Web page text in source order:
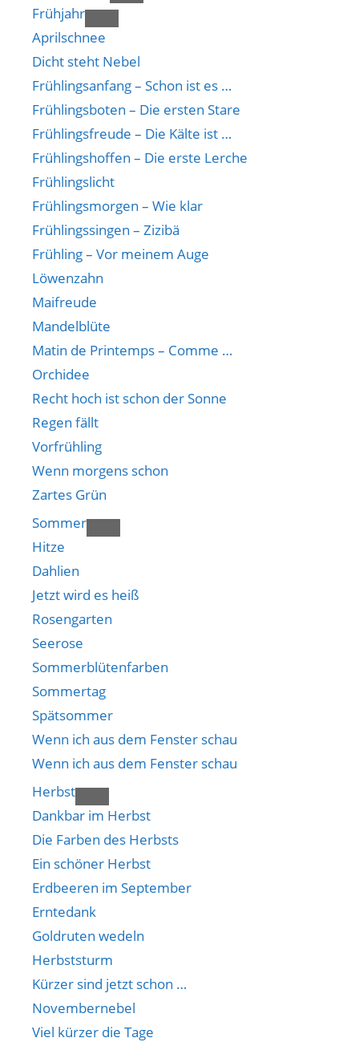
Frühjahr
Aprilschnee
Dicht steht Nebel
Frühlingsanfang – Schon ist es …
Frühlingsboten – Die ersten Stare
Frühlingsfreude – Die Kälte ist …
Frühlingshoffen – Die erste Lerche
Frühlingslicht
Frühlingsmorgen – Wie klar
Frühlingssingen – Zizibä
Frühling – Vor meinem Auge
Löwenzahn
Maifreude
Mandelblüte
Matin de Printemps – Comme …
Orchidee
Recht hoch ist schon der Sonne
Regen fällt
Vorfrühling
Wenn morgens schon
Zartes Grün
Sommer
Hitze
Dahlien
Jetzt wird es heiß
Rosengarten
Seerose
Sommerblütenfarben
Sommertag
Spätsommer
Wenn ich aus dem Fenster schau
Wenn ich aus dem Fenster schau
Herbst
Dankbar im Herbst
Die Farben des Herbsts
Ein schöner Herbst
Erdbeeren im September
Erntedank
Goldruten wedeln
Herbststurm
Kürzer sind jetzt schon …
Novembernebel
Viel kürzer die Tage